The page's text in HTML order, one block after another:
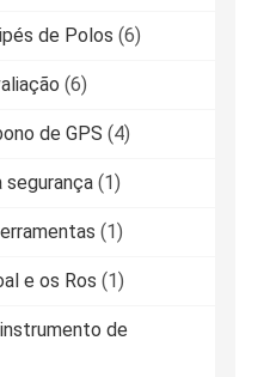
de Polos (6)
(6)
de GPS (4)
(1)
(1)
e os Ros (1)
de